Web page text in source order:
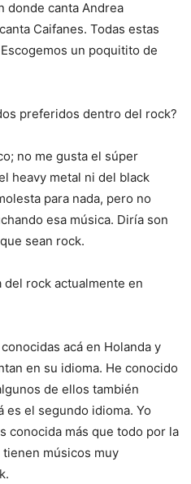
donde canta Andrea
Caifanes. Todas estas
un poquitito de
preferidos dentro del rock?
no me gusta el súper
heavy metal ni del black
para nada, pero no
esa música. Diría son
sean rock.
del rock actualmente en
acá en Holanda y
en su idioma. He conocido
de ellos también
es el segundo idioma. Yo
conocida más que todo por la
músicos muy